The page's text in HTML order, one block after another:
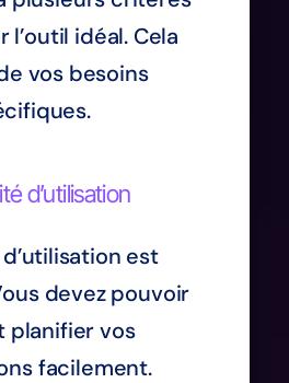
idéal. Cela
vos besoins
d’utilisation
est
devez pouvoir
planifier vos
facilement.